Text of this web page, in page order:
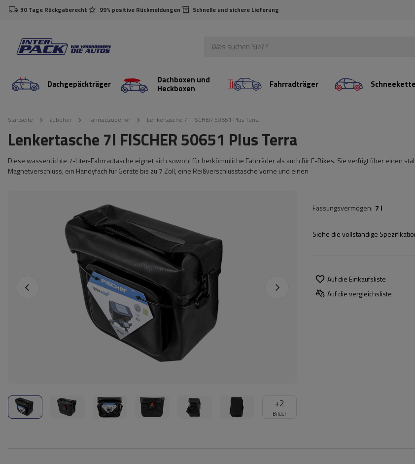
30 Tage Rückgaberecht 99% positive Rückmeldungen Schnelle und sichere Lieferung
Dachgepäckträger Dachboxen und
Heckboxen Fahrradträger
Startseite Zubehör Fahrradzubehör Lenkertasche 7l FISCHER 50651 Plus Terra
Lenkertasche 7l FISCHER 50651 Plus Terra
Diese wasserdichte 7-Liter-Fahrradtasche eignet sich sowohl für herkömmliche Fahrräder als auch für E-Bikes. Sie verfügt über einen
Magnetverschluss, ein Handyfach für Geräte bis zu 7 Zoll, eine Reißverschlusstasche vorne und einen
+2
Bilder
Fassungsvermögen 7 l
Siehe die vollständige
Auf die Einkaufsliste
Auf die vergleichsliste